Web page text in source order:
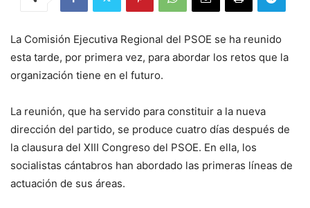
La Comisión Ejecutiva Regional del PSOE se ha reunido
esta tarde, por primera vez, para abordar los retos que la
organización tiene en el futuro.
La reunión, que ha servido para constituir a la nueva
dirección del partido, se produce cuatro días después de
la clausura del XIII Congreso del PSOE. En ella, los
socialistas cántabros han abordado las primeras líneas de
actuación de sus áreas.